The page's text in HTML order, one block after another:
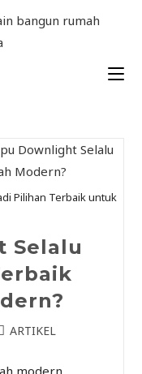
Pilihan Terbaik untuk
Selalu
ARTIKEL
modern